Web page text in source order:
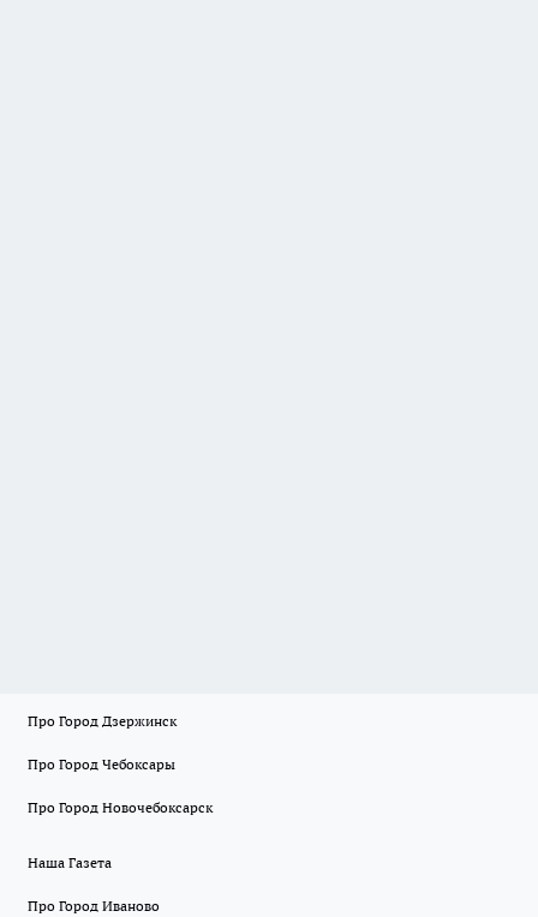
Про Город Дзержинск
Про Город Чебоксары
Про Город Новочебоксарск
Наша Газета
Про Город Иваново